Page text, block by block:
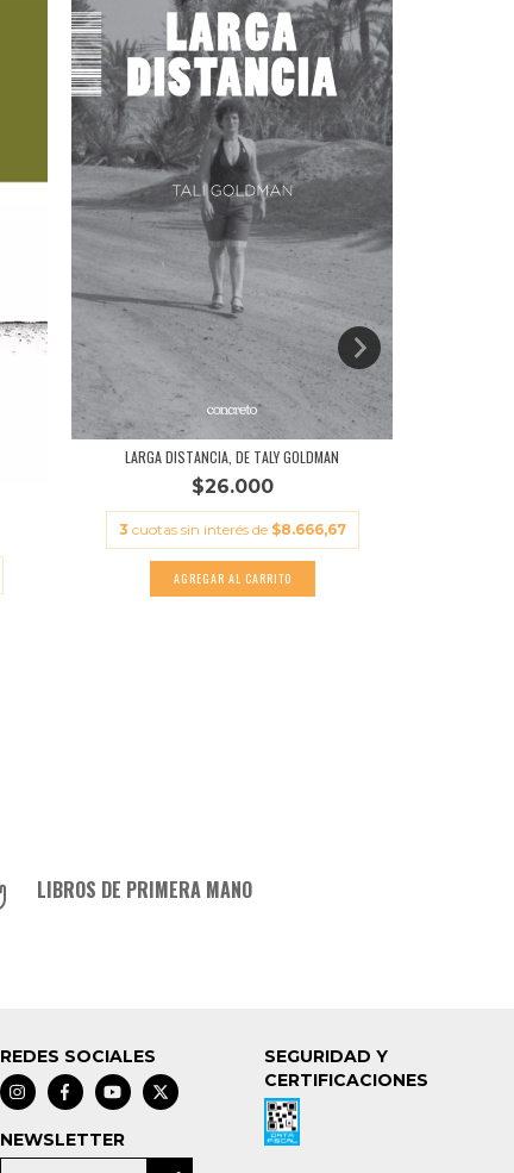
LARGA DISTANCIA, DE TALY GOLDMAN
$26.000
3 cuotas sin interés de $8.666,67
LIBROS DE PRIMERA MANO
REDES SOCIALES
NEWSLETTER
SEGURIDAD Y
CERTIFICACIONES